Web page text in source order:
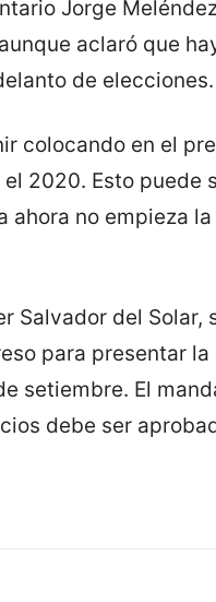
Jorge
aclaró que
de elecciones.
colocando en el
2020. Esto puede
ahora no empieza
Salvador del Solar,
para presentar
setiembre. El
debe ser